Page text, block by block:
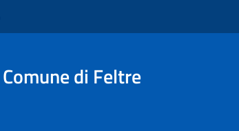
Comune di Feltre